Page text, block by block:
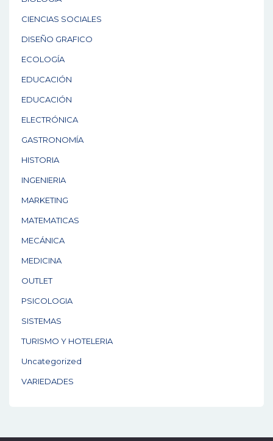
CIENCIAS SOCIALES
DISEÑO GRAFICO
ECOLOGÍA
EDUCACIÓN
EDUCACIÓN
ELECTRÓNICA
GASTRONOMÍA
HISTORIA
INGENIERIA
MARKETING
MATEMATICAS
MECÁNICA
MEDICINA
OUTLET
PSICOLOGIA
SISTEMAS
TURISMO Y HOTELERIA
Uncategorized
VARIEDADES